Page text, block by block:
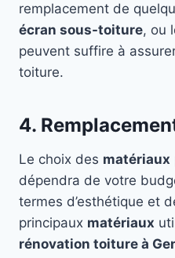
remplacement de
écran sous-toiture, ou
peuvent suffire à
toiture.
4.
Le choix des matériaux
dépendra de votre
termes d’esthétique et
principaux matériaux
rénovation toiture à